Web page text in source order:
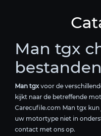
Man tgx
Man tgx voor de
kijkt naar de betreffende
Carecufile.com Man tgx
uw motortype niet in
contact met ons op.